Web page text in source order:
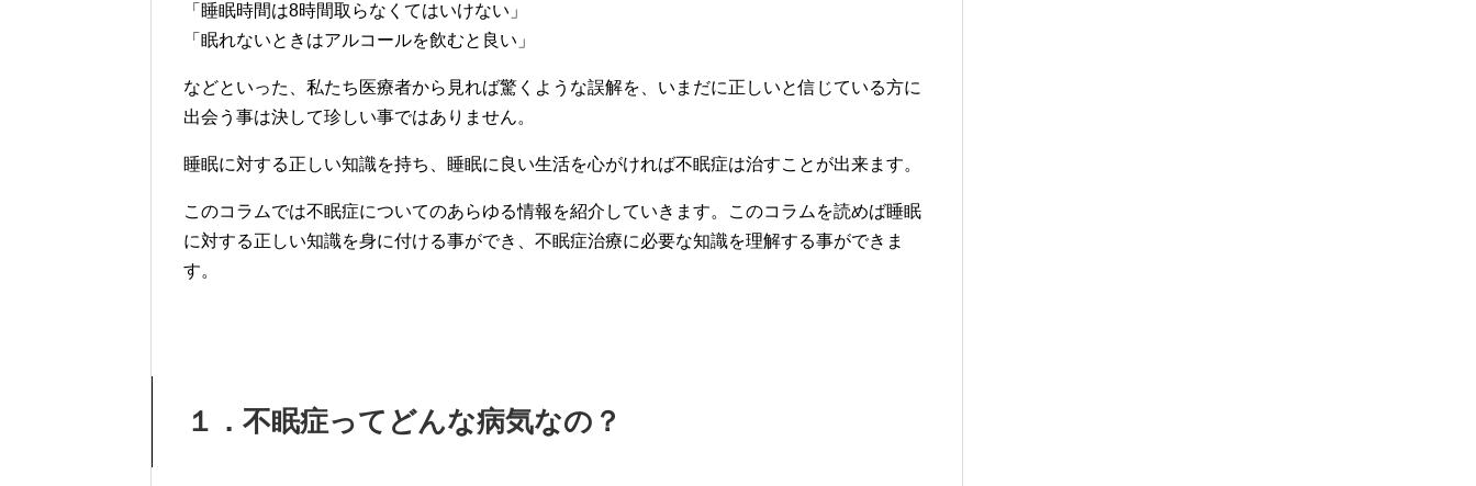
「睡眠時間は8時間取らなくてはいけない」
「眠れないときはアルコールを飲むと良い」
などといった、私たち医療者から見れば驚くような誤解を、いまだに正しいと信じている方に
出会う事は決して珍しい事ではありません。
睡眠に対する正しい知識を持ち、睡眠に良い生活を心がければ不眠症は治すことが出来ます。
このコラムでは不眠症についてのあらゆる情報を紹介していきます。このコラムを読めば睡眠
に対する正しい知識を身に付ける事ができ、不眠症治療に必要な知識を理解する事ができま
す。
１．不眠症ってどんな病気なの？